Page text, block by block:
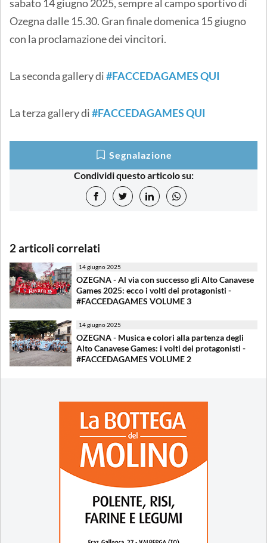
sabato 14 giugno 2025, sempre al campo sportivo di
Ozegna dalle 15.30. Gran finale domenica 15 giugno
con la proclamazione dei vincitori.
La seconda gallery di#FACCEDAGAMES QUI
La terza gallery di#FACCEDAGAMES QUI
Segnalazione
Condividi questo articolo su:
2 articoli correlati
14 giugno 2025
OZEGNA - Al via con successo gli Alto Canavese
Games 2025: ecco i volti dei protagonisti -
#FACCEDAGAMES VOLUME 3
14 giugno 2025
OZEGNA - Musica e colori alla partenza degli
Alto Canavese Games: i volti dei protagonisti -
#FACCEDAGAMES VOLUME 2